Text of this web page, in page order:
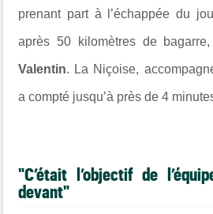
prenant part à l’échappée du
après 50 kilomètres de
Valentin. La Niçoise,
a compté jusqu’à près de 4
"C’était l’objectif de
devant"